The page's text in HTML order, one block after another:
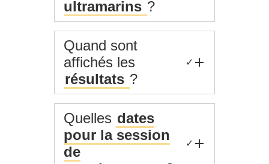
ultramarins ?
Quand sont
affichés les
résultats ?
✓
Quelles dates
pour la session
de
✓